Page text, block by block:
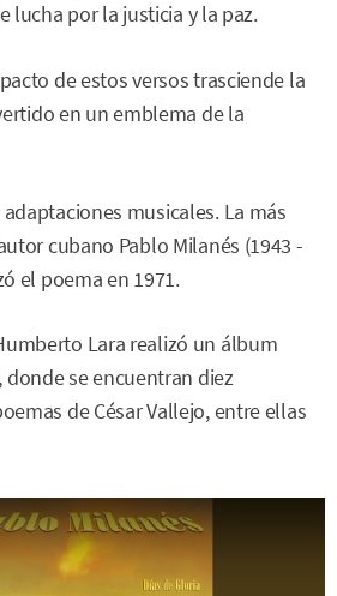
lucha por la justicia y la paz.
de estos versos trasciende la
en un emblema de la
musicales. La más
cubano Pablo Milanés (1943 -
el poema en 1971.
Lara realizó un álbum
, donde se encuentran diez
de César Vallejo, entre ellas